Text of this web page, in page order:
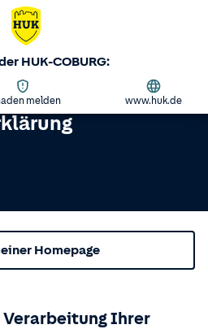
HUK-COBURG:
melden www.huk.de
Homepage
Ihrer